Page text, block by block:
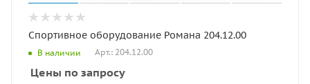
Спортивное оборудование Романа 204.12.00
В наличии Арт.: 204.12.00
Цены по запросу